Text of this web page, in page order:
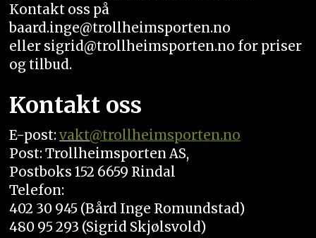
Kontakt oss på
baard.inge@trollheimsporten.no
eller sigrid@trollheimsporten.no for priser
og tilbud.
Kontakt oss
E-post:vakt@trollheimsporten.no
Post: Trollheimsporten AS,
Postboks 152 6659 Rindal
Telefon:
402 30 945 (Bård Inge Romundstad)
480 95 293 (Sigrid Skjølsvold)